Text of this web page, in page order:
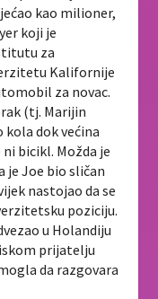
kao milioner,
koji je
za
Kalifornije
za novac.
(tj. Marijin
dok većina
bicikl. Možda je
je Joe bio sličan
nastojao da se
poziciju.
u Holandiju
prijatelju
da razgovara